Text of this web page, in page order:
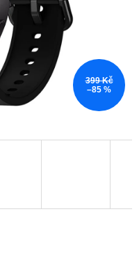
399 Kč
–85 %